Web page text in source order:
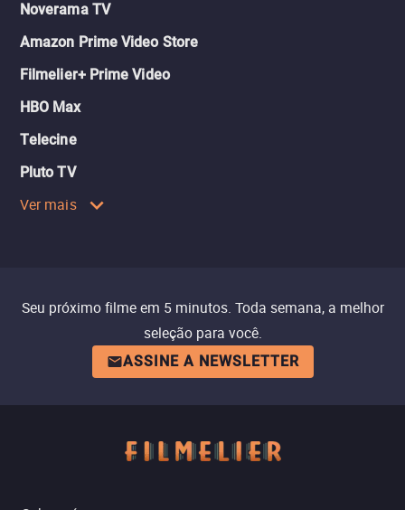
Noverama TV
Amazon Prime Video Store
Filmelier+ Prime Video
HBO Max
Telecine
Pluto TV
Ver mais
Seu próximo filme em 5 minutos. Toda semana, a melhor
seleção para você.
ASSINE A NEWSLETTER